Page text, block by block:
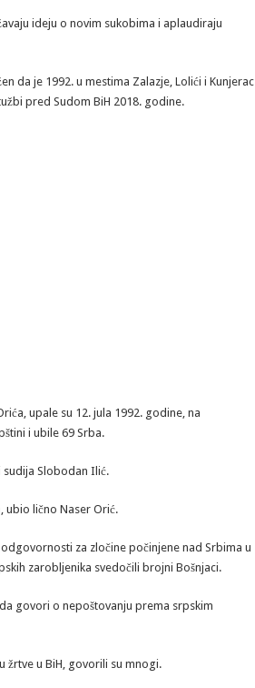
ideju o novim sukobima i aplaudiraju
da je 1992. u mestima Zalazje, Lolići i Kunjerac
pred Sudom BiH 2018. godine.
upale su 12. jula 1992. godine, na
i ubile 69 Srba.
sudija Slobodan Ilić.
ubio lično Naser Orić.
za zločine počinjene nad Srbima u
zarobljenika svedočili brojni Bošnjaci.
govori o nepoštovanju prema srpskim
žrtve u BiH, govorili su mnogi.